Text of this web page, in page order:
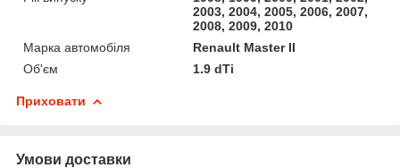
2003, 2004, 2005, 2006, 2007,
2008, 2009, 2010
Марка автомобіля
Renault Master II
Об'єм
1.9 dTi
Приховати
Умови доставки